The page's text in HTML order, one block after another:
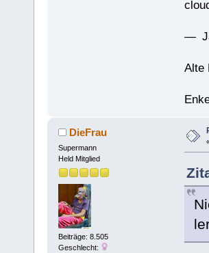
—
Alte
DieFrau
Supermann
Held Mitglied
Beiträge: 8.505
Geschlecht: